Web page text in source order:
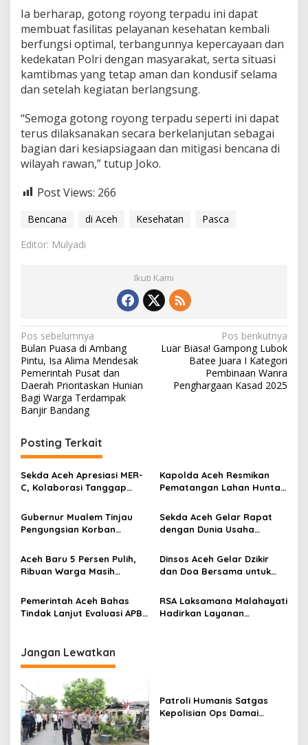
Ia berharap, gotong royong terpadu ini dapat
membuat fasilitas pelayanan kesehatan kembali
berfungsi optimal, terbangunnya kepercayaan dan
kedekatan Polri dengan masyarakat, serta situasi
kamtibmas yang tetap aman dan kondusif selama
dan setelah kegiatan berlangsung.
“Semoga gotong royong terpadu seperti ini dapat
terus dilaksanakan secara berkelanjutan sebagai
bagian dari kesiapsiagaan dan mitigasi bencana di
wilayah rawan,” tutup Joko.
Post Views: 266
Bencana di Aceh Kesehatan
Pasca
Editor: Mulyadi
Ikuti Kami
N
a
v
i
g
a
s
i
p
o
s
Pos sebelumnya
Bulan Puasa di Ambang
Pintu, Isa Alima Mendesak
Pemerintah Pusat dan
Daerah Prioritaskan Hunian
Bagi Warga Terdampak
Banjir Bandang
Pos berikutnya
Luar Biasa! Gampong Lubok
Batee Juara I Kategori
Pembinaan Wanra
Penghargaan Kasad 2025
Posting Terkait
Sekda Aceh Apresiasi MER-
C, Kolaborasi Tanggap
Kapolda Aceh Resmikan
Pematangan Lahan Huntap
Bencana di Tamiang
Gubernur Mualem Tinjau
Pengungsian Korban
di Sawang Aceh Utara
Sekda Aceh Gelar Rapat
dengan Dunia Usaha
Bencana ‎
Aceh Baru 5 Persen Pulih,
Ribuan Warga Masih
Bencana
Dinsos Aceh Gelar Dzikir
dan Doa Bersama untuk
Hidrometeorologi Aceh–
Sumatera
Pemerintah Aceh Bahas
Tindak Lanjut Evaluasi APBA
Fokus
RSA Laksamana Malahayati
Hadirkan Layanan
Jangan Lewatkan
Patroli Humanis Satgas
Kepolisian Ops Damai